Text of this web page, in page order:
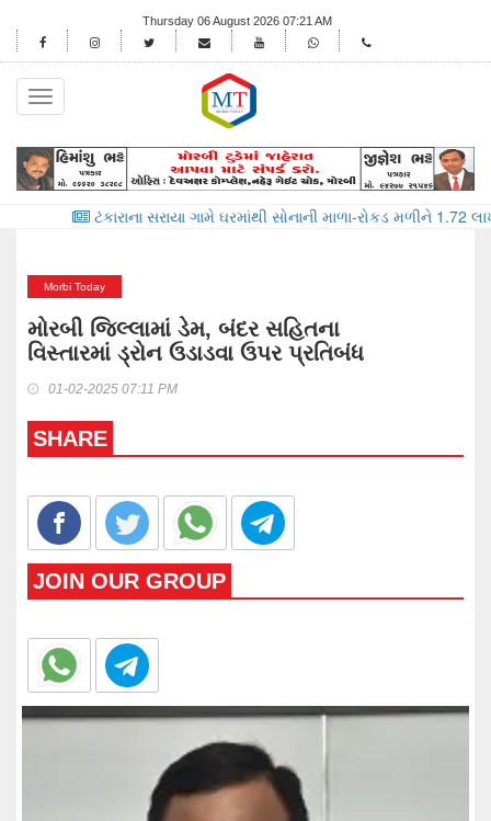
Thursday 06 August 2026 07:21 AM
Toggle
navigation
ટંકારાના સરાયા ગામે ઘરમાંથી સોનાની માળા-રોકડ મળીને 1.72 લાખના
Morbi Today
મોરબી જિલ્લામાં ડેમ, બંદર સહિતના
વિસ્તારમાં ડ્રોન ઉડાડવા ઉપર પ્રતિબંધ
01-02-2025 07:11 PM
SHARE
JOIN OUR GROUP